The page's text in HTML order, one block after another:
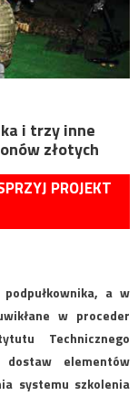
i trzy inne
złotych
PROJEKT
a w
w proceder
Technicznego
elementów
systemu szkolenia